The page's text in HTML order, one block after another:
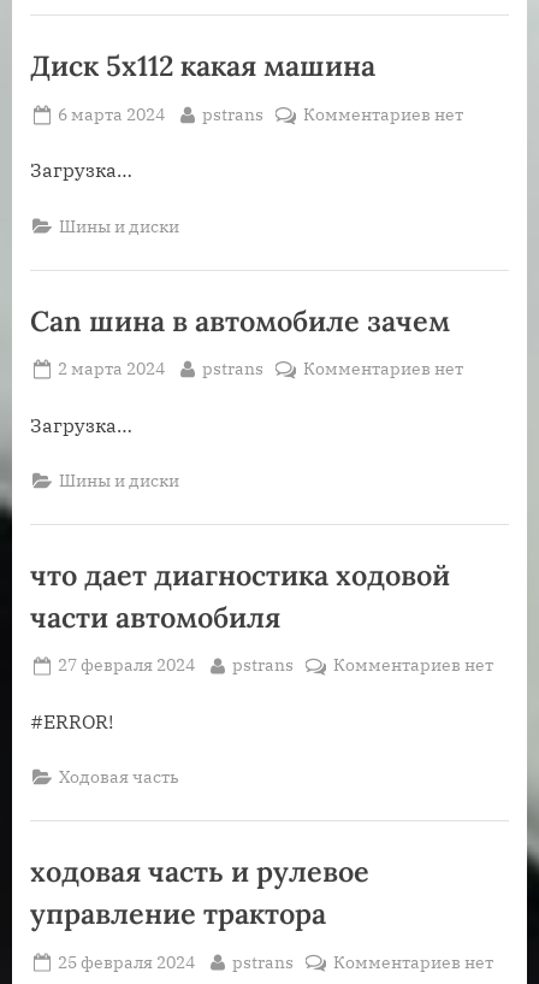
Диск 5х112 какая машина
Posted
6 марта 2024 By
pstrans Комментариевкнет
Загрузка…
Шины и диски
Can шина в автомобиле зачем
Posted
2 марта 2024 By
pstrans Комментариевкнет
Загрузка…
Шины и диски
что дает диагностика ходовой
части автомобиля
Posted
27 февраля 2024 By
pstrans Комментариевкнет
#ERROR!
Ходовая часть
ходовая часть и рулевое
управление трактора
Posted
25 февраля 2024 By
pstrans Комментариевкнет